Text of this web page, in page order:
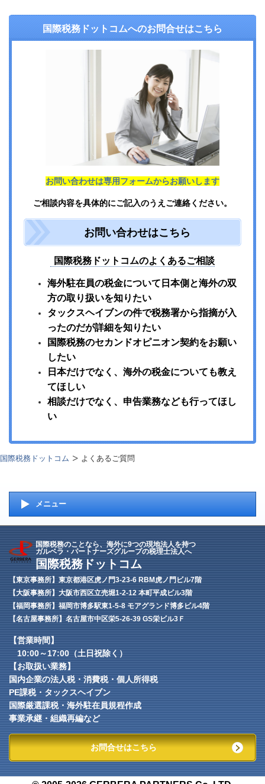
国際税務ドットコムへのお問合せはこちら
お問い合わせは専用フォームからお願いします
ご相談内容を具体的にご記入のうえご連絡ください。
お問い合わせはこちら
国際税務ドットコムのよくあるご相談
海外駐在員の税金について日本側と海外の双
方の取り扱いを知りたい
タックスヘイブンの件で税務署から指摘が入
ったのだが詳細を知りたい
国際税務のセカンドオピニオン契約をお願い
したい
日本だけでなく、海外の税金についても教え
てほしい
相談だけでなく、申告業務なども行ってほし
い
国際税務ドットコム よくあるご質問
メニュー
国際税務のことなら、海外に9つの現地法人を持つ
ガルベラ・パートナーズグループの税理士法人へ
国際税務ドットコム
【東京事務所】東京都港区虎ノ門3-23-6 RBM虎ノ門ビル7階
【大阪事務所】大阪市西区立売堀1-2-12 本町平成ビル3階
【福岡事務所】福岡市博多駅東1-5-8 モアグランド博多ビル4階
【名古屋事務所】名古屋市中区栄5-26-39 GS栄ビル3Ｆ
【営業時間】
10:00～17:00（土日祝除く）
【お取扱い業務】
国内企業の法人税・消費税・個人所得税
PE課税・タックスヘイブン
国際厳選課税・海外駐在員規程作成
事業承継・組織再編など
お問合せはこちら